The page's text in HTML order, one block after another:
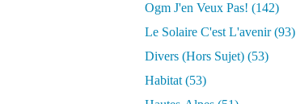
Ogm J'en Veux Pas! (142)
Le Solaire C'est L'avenir(93)
Divers (hors Sujet) (53)
Habitat (53)